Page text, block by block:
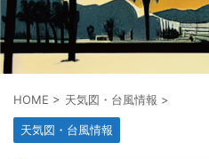
HOME > 天気図・台風情報 >
天気図・台風情報